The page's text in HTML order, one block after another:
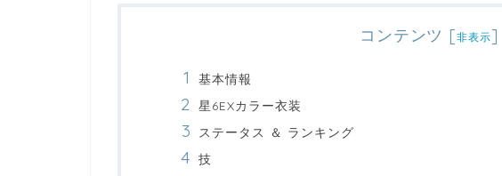
コンテンツ [非表示]
基本情報
星6EXカラー衣装
ステータス ＆ ランキング
技